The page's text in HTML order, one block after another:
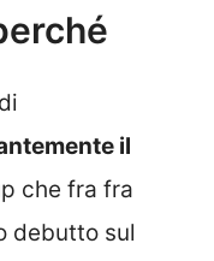
il
che fra fra
debutto sul